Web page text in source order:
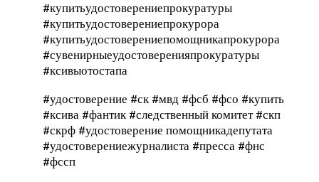
#купитьудостоверениепрокуратуры
#купитьудостоверениепрокурора
#купитьудостоверениепомощникапрокурора
#сувенирныеудостоверенияпрокуратуры
#ксивыотостапа
#удостоверение #ск #мвд #фсб #фсо #купить
#ксива #фантик #следственный комитет #скп
#скрф #удостоверение помощникадепутата
#удостоверениежурналиста #пресса #фнс
#фссп